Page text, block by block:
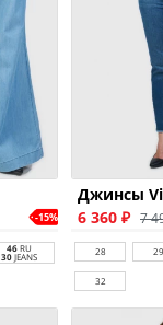
-15%
46RU
30JEANS
Джинсы
6 360 ₽ 7
28 29
32